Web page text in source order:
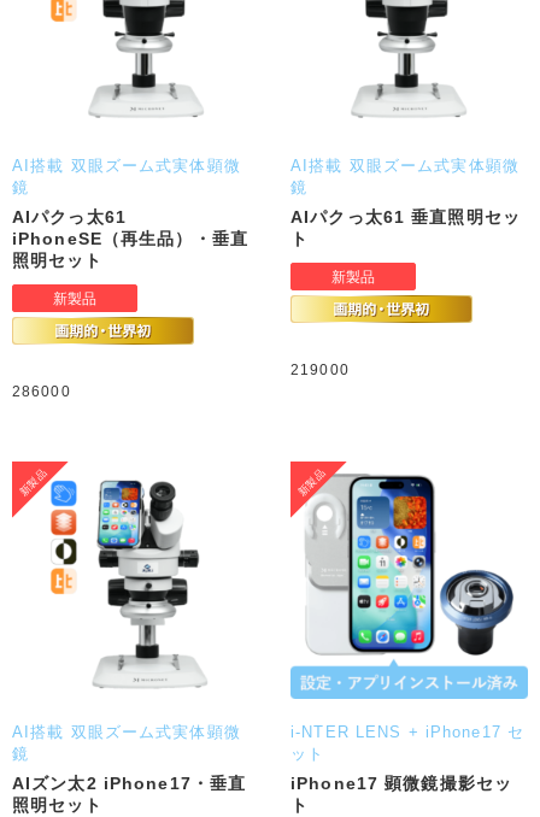
AI搭載 双眼ズーム式実体顕微
鏡
AIパクっ太61
iPhoneSE（再生品）・垂直
照明セット
286000
AI搭載 双眼ズーム式実体顕微
鏡
AIパクっ太61 垂直照明セッ
ト
219000
AI搭載 双眼ズーム式実体顕微
鏡
AIズン太2 iPhone17・垂直
照明セット
i-NTER LENS + iPhone17 セ
ット
iPhone17 顕微鏡撮影セッ
ト